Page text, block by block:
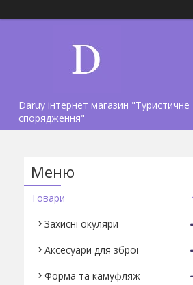
Daruy інтернет магазин "Туристичне
спорядження"
Товари
Захисні окуляри
Аксесуари для зброї
Форма та камуфляж